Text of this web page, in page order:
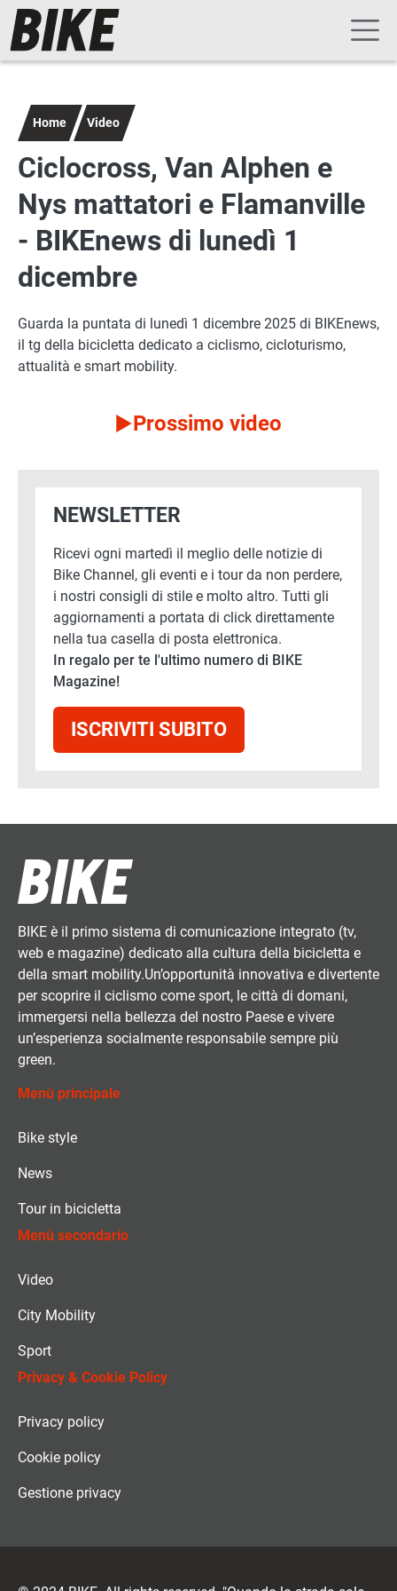
Salta al contenuto principale
Navigazione principale
Home Video
Ciclocross, Van Alphen e
Nys mattatori e Flamanville
- BIKEnews di lunedì 1
dicembre
Guarda la puntata di lunedì 1 dicembre 2025 di BIKEnews,
il tg della bicicletta dedicato a ciclismo, cicloturismo,
attualità e smart mobility.
Prossimo video
NEWSLETTER
Ricevi ogni martedì il meglio delle notizie di
Bike Channel, gli eventi e i tour da non perdere,
i nostri consigli di stile e molto altro. Tutti gli
aggiornamenti a portata di click direttamente
nella tua casella di posta elettronica.
In regalo per te l'ultimo numero di BIKE
Magazine!
ISCRIVITI SUBITO
BIKE è il primo sistema di comunicazione integrato (tv,
web e magazine) dedicato alla cultura della bicicletta e
della smart mobility.Un’opportunità innovativa e divertente
per scoprire il ciclismo come sport, le città di domani,
immergersi nella bellezza del nostro Paese e vivere
un’esperienza socialmente responsabile sempre più
green.
Menù principale
Bike style
News
Tour in bicicletta
Menù secondario
Video
City Mobility
Sport
Privacy & Cookie Policy
Privacy policy
Cookie policy
Gestione privacy